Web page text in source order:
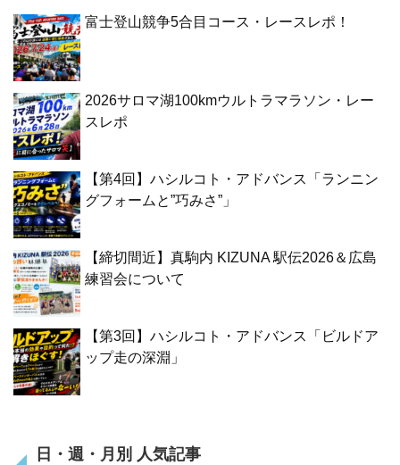
富士登山競争5合目コース・レースレポ！
2026サロマ湖100kmウルトラマラソン・レー
スレポ
【第4回】ハシルコト・アドバンス「ランニン
グフォームと”巧みさ”」
【締切間近】真駒内 KIZUNA 駅伝2026＆広島
練習会について
【第3回】ハシルコト・アドバンス「ビルドア
ップ走の深淵」
日・週・月別 人気記事